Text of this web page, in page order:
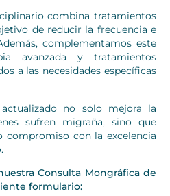
combina tratamientos
de reducir la frecuencia e
complementamos este
avanzada y tratamientos
a las necesidades específicas
no solo mejora la
sufren migraña, sino que
con la excelencia
Consulta Mongráfica de
formulario: